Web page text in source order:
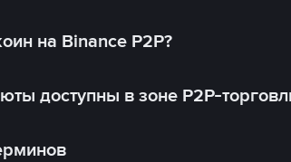
на Binance P2P?
доступны в зоне P2P-